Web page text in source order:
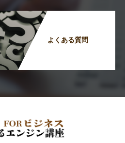
よくある質問